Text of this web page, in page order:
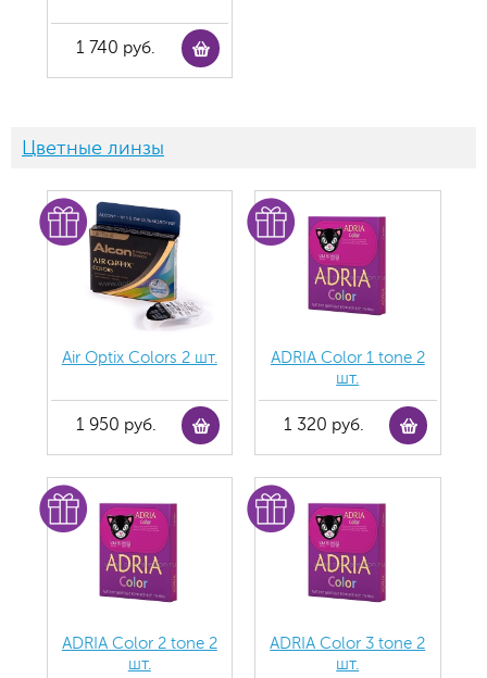
1 740 руб.
Цветные линзы
Air Optix Colors 2 шт.
1 950 руб.
ADRIA Color 1 tone 2
шт.
1 320 руб.
ADRIA Color 2 tone 2
шт.
ADRIA Color 3 tone 2
шт.